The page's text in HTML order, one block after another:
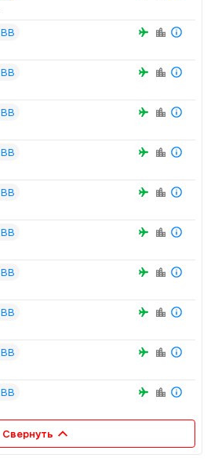
BB
BB
BB
BB
BB
BB
BB
BB
BB
BB
Свернуть